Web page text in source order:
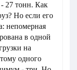
27 тонн. Как
Но если его
непомерная
в одной
на
одного